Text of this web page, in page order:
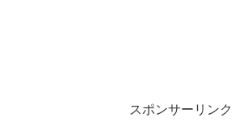
スポンサーリンク